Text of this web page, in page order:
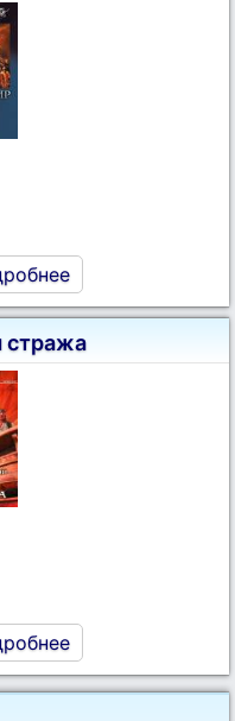
стража